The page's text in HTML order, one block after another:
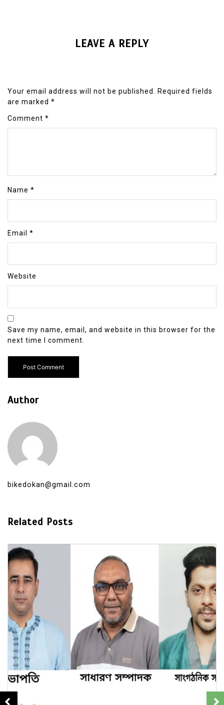
LEAVE A REPLY
Your email address will not be published.
Required fields
are marked *
Comment *
Name *
Email *
Website
Save my name, email, and website in this browser for the
next time I comment.
Author
bikedokan@gmail.com
Related Posts